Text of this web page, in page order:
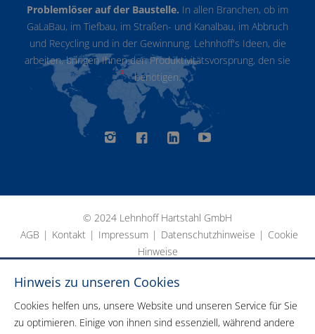
Problemlöser auf der Baustelle. In allen Branchen, ob im
GaLaBau, im Tiefbau, im Straßen- und Kanalbau, im Abbruch
und Recycling und in der Gewinnung. Lehnhoff's Ideen, die
arbeiten, bringen Ihnen den Produktivitätsvorsprung, den sie
benötigen.
© 2024 Lehnhoff Hartstahl GmbH
AGB | Kontakt | Impressum | Datenschutzhinweise | Cookie
Hinweise
Hinweis zu unseren Cookies
Cookies helfen uns, unsere Website und unseren Service für Sie
zu optimieren. Einige von ihnen sind essenziell, während andere